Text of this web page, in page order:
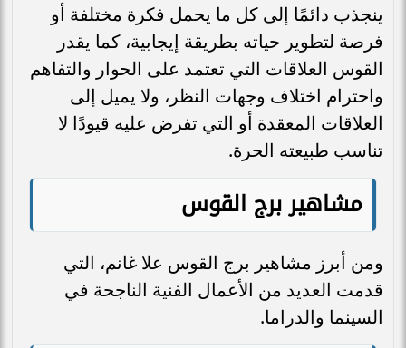
ينجذب دائمًا إلى كل ما يحمل فكرة مختلفة أو
فرصة لتطوير حياته بطريقة إيجابية، كما يقدر
القوس العلاقات التي تعتمد على الحوار والتفاهم
واحترام اختلاف وجهات النظر، ولا يميل إلى
العلاقات المعقدة أو التي تفرض عليه قيودًا لا
تناسب طبيعته الحرة.
مشاهير برج القوس
ومن أبرز مشاهير برج القوس علا غانم، التي
قدمت العديد من الأعمال الفنية الناجحة في
السينما والدراما.